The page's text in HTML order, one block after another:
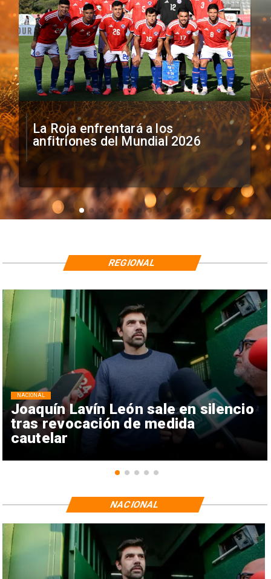
La Roja enfrentará a los
anfitriones del Mundial 2026
Joaquín Lavín León sale en silencio
tras revocación de medida
cautelar
NACIONAL
REGIONAL
NACIONAL